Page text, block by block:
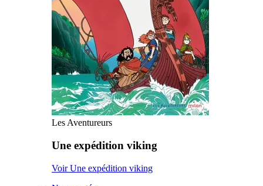
Les Aventureurs
Une expédition viking
Voir Une expédition viking